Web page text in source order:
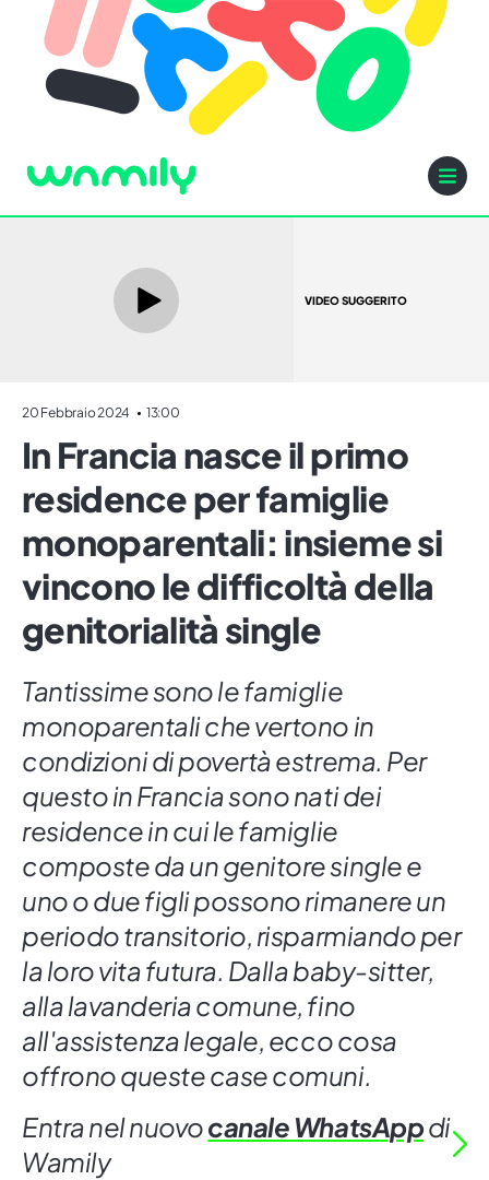
VIDEO SUGGERITO
20 Febbraio 2024 13:00
In Francia nasce il primo
residence per famiglie
monoparentali: insieme si
vincono le difficoltà della
genitorialità single
Tantissime sono le famiglie
monoparentali che vertono in
condizioni di povertà estrema. Per
questo in Francia sono nati dei
residence in cui le famiglie
composte da un genitore single e
uno o due figli possono rimanere un
periodo transitorio, risparmiando per
la loro vita futura. Dalla baby-sitter,
alla lavanderia comune, fino
all'assistenza legale, ecco cosa
offrono queste case comuni.
Entra nel nuovocanale WhatsAppdi
Wamily